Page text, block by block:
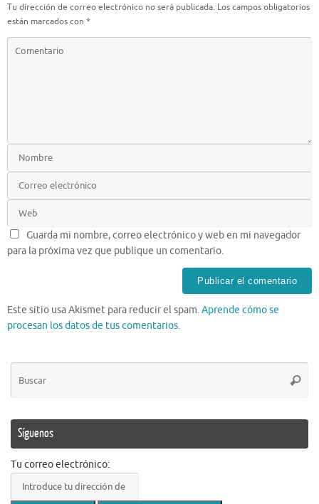
Tu dirección de correo electrónico no será publicada. Los campos obligatorios
están marcados con *
Guarda mi nombre, correo electrónico y web en mi navegador
para la próxima vez que publique un comentario.
Este sitio usa Akismet para reducir el spam.Aprende cómo se
procesan los datos de tus comentarios.
Síguenos
Tu correo electrónico: